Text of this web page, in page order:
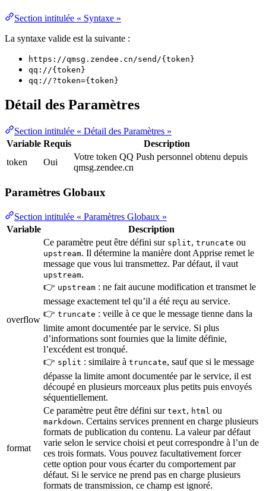
Section intitulée « Syntaxe »
La syntaxe valide est la suivante :
https://qmsg.zendee.cn/send/{token}
qq://{token}
qq://?token={token}
Détail des Paramètres
Section intitulée « Détail des Paramètres »
Variable Requis
Description
token
Oui
Votre token QQ Push personnel obtenu depuis
qmsg.zendee.cn
Paramètres Globaux
Section intitulée « Paramètres Globaux »
Variable
Description
overflow
Ce paramètre peut être défini sur split, truncate ou
upstream. Il détermine la manière dont Apprise remet le
message que vous lui transmettez. Par défaut, il vaut
upstream.
👉 upstream : ne fait aucune modification et transmet le
message exactement tel qu’il a été reçu au service.
👉 truncate : veille à ce que le message tienne dans la
limite amont documentée par le service. Si plus
d’informations sont fournies que la limite définie,
l’excédent est tronqué.
👉 split : similaire à truncate, sauf que si le message
dépasse la limite amont documentée par le service, il est
découpé en plusieurs morceaux plus petits puis envoyés
séquentiellement.
format
Ce paramètre peut être défini sur text, html ou
markdown. Certains services prennent en charge plusieurs
formats de publication du contenu. La valeur par défaut
varie selon le service choisi et peut correspondre à l’un de
ces trois formats. Vous pouvez facultativement forcer
cette option pour vous écarter du comportement par
défaut. Si le service ne prend pas en charge plusieurs
formats de transmission, ce champ est ignoré.